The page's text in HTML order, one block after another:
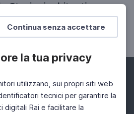
Continua senza accettare
la tua privacy
utilizzano, sui propri siti web
tecnici per garantire la
digitali Rai e facilitare la
Stazioni orbitanti
Giorgio e Roberto
Instagram Twitter